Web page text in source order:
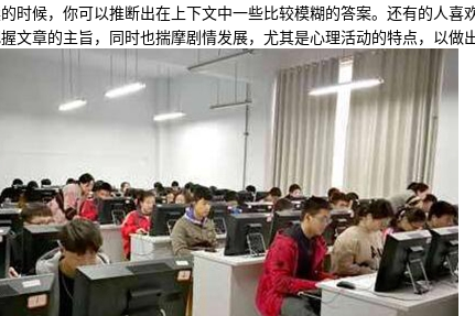
候，你可以推断出在上下文中一些比较模糊的答案。还有的人喜
文章的主旨，同时也揣摩剧情发展，尤其是心理活动的特点，以做